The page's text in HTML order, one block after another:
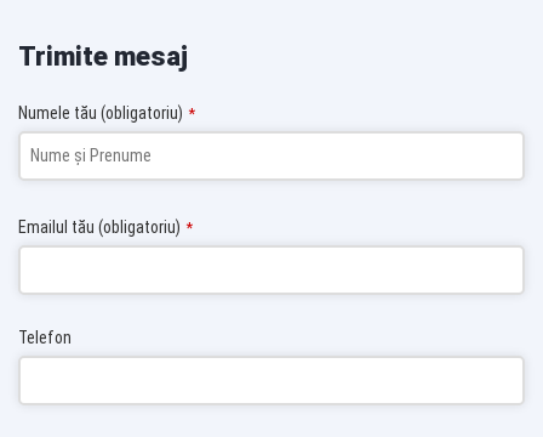
Trimite mesaj
Numele tău (obligatoriu) *
Emailul tău (obligatoriu) *
Telefon